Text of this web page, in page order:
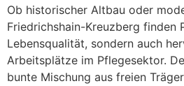
Ob historischer Altbau oder
Friedrichshain-Kreuzberg finden
Lebensqualität, sondern auch
Arbeitsplätze im Pflegesektor.
bunte Mischung aus freien